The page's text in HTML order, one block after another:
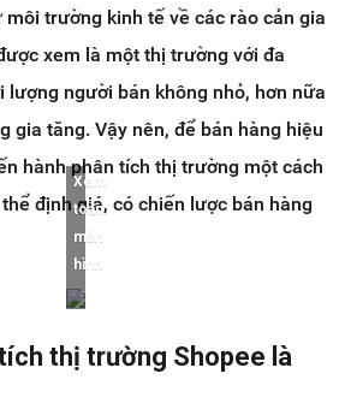
trường kinh tế về các rào cản gia
xem là một thị trường với đa
lượng người bán không nhỏ, hơn nữa
gia tăng. Vậy nên, để bán hàng hiệu
hành phân tích thị trường một cách
định giá, có chiến lược bán hàng
Xem
toàn
màn
hình
thị trường Shopee là